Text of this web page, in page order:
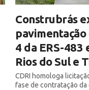
Construbrás
4 da ERS-
Rios do Sul e
CDRI homologa
fase de contratação